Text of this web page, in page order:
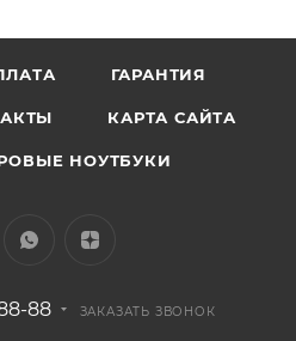
ГАРАНТИЯ
КАРТА САЙТА
НОУТБУКИ
88 ЗАКАЗАТЬ ЗВОНОК